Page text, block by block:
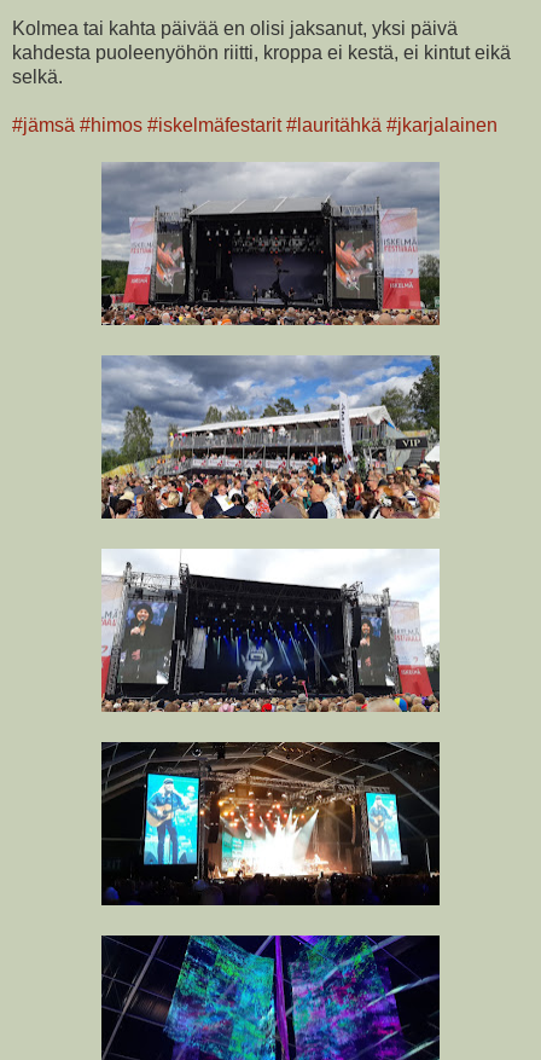
Kolmea tai kahta päivää en olisi jaksanut, yksi päivä
kahdesta puoleenyöhön riitti, kroppa ei kestä, ei kintut eikä
selkä.
#jämsä #himos #iskelmäfestarit #lauritähkä #jkarjalainen